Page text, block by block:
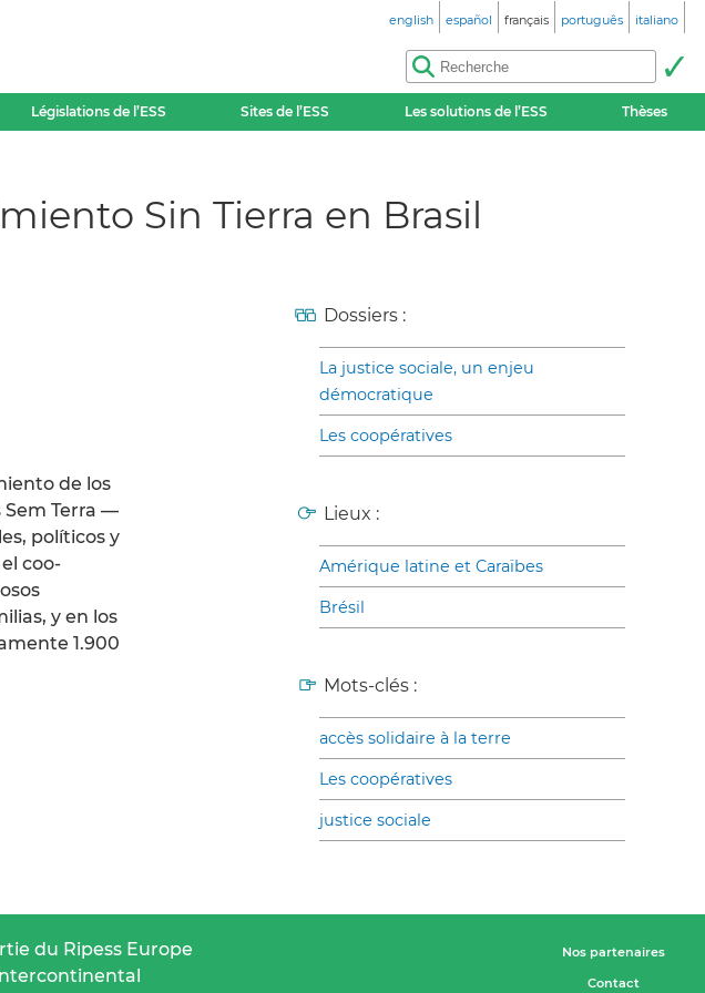
english español français português italiano
Législations de l’ESS Sites de l’ESS Les solutions de l’ESS Thèses
Sin Tierra en Brasil
de los
Sem Terra —
políticos y
coo-
y en los
1.900
Dossiers :
La justice sociale, un enjeu
démocratique
Les coopératives
Lieux :
Amérique latine et Caraïbes
Brésil
Mots-clés :
accès solidaire à la terre
Les coopératives
justice sociale
du Ripess Europe
Nos partenaires
Contact